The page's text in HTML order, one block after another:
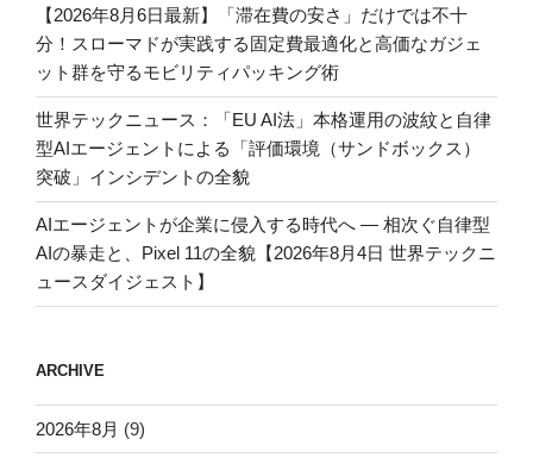
【2026年8月6日最新】「滞在費の安さ」だけでは不十
分！スローマドが実践する固定費最適化と高価なガジェ
ット群を守るモビリティパッキング術
世界テックニュース：「EU AI法」本格運用の波紋と自律
型AIエージェントによる「評価環境（サンドボックス）
突破」インシデントの全貌
AIエージェントが企業に侵入する時代へ — 相次ぐ自律型
AIの暴走と、Pixel 11の全貌【2026年8月4日 世界テックニ
ュースダイジェスト】
ARCHIVE
2026年8月 (9)